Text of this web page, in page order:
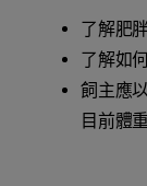
了解肥
了解如
飼主應
目前體